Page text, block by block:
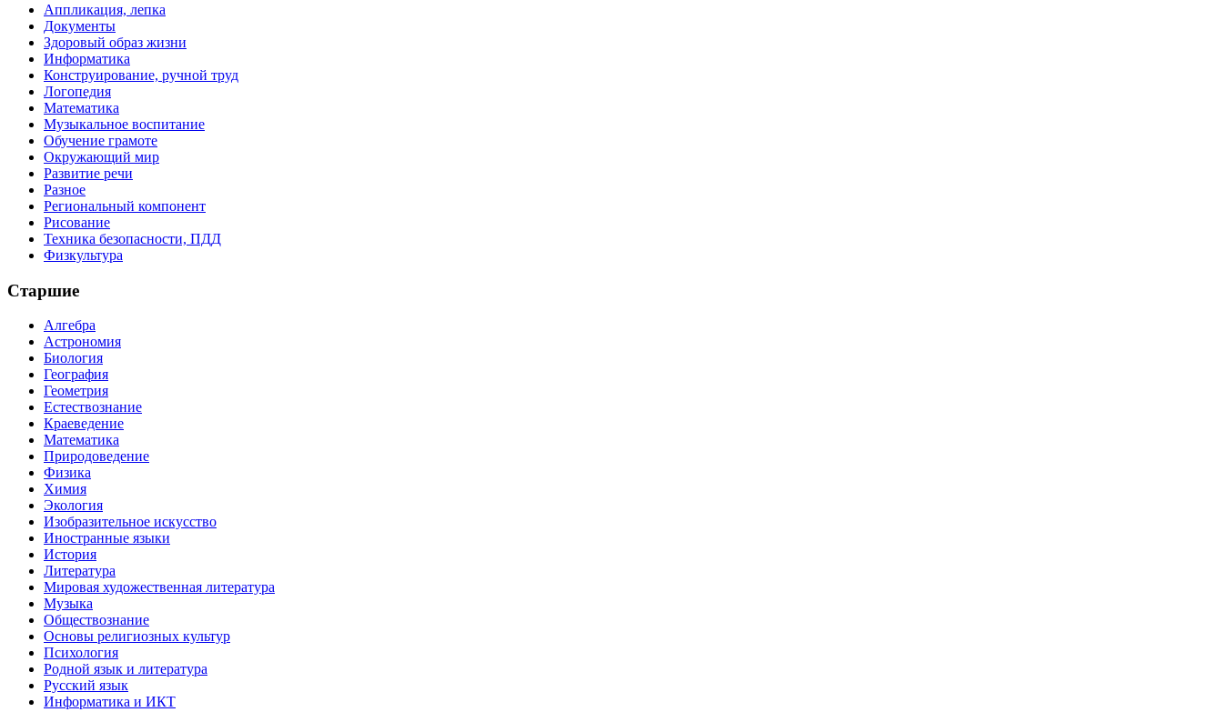
Аппликация, лепка
Документы
Здоровый образ жизни
Информатика
Конструирование, ручной труд
Логопедия
Математика
Музыкальное воспитание
Обучение грамоте
Окружающий мир
Развитие речи
Разное
Региональный компонент
Рисование
Техника безопасности, ПДД
Физкультура
Старшие
Алгебра
Астрономия
Биология
География
Геометрия
Естествознание
Краеведение
Математика
Природоведение
Физика
Химия
Экология
Изобразительное искусство
Иностранные языки
История
Литература
Мировая художественная литература
Музыка
Обществознание
Основы религиозных культур
Психология
Родной язык и литература
Русский язык
Информатика и ИКТ